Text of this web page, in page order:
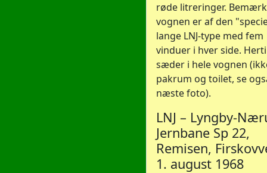
røde litreringer.
vognen er af den
lange LNJ-type med fem
vinduer i hver side.
sæder i hele vognen
pakrum og toilet, se
næste foto).
LNJ – Lyngby-
Jernbane Sp 22,
Remisen,
1. august 1968